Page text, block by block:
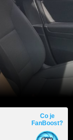
Co je
FanBoost?